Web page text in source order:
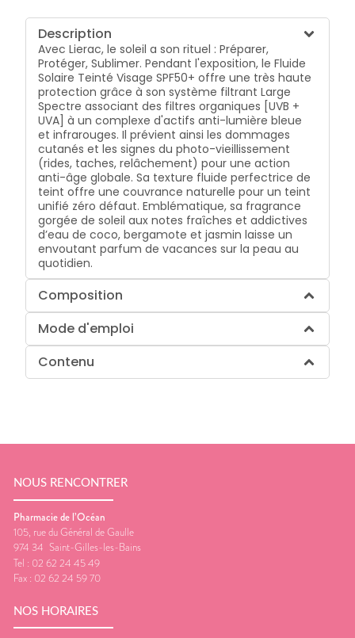
Description
Avec Lierac, le soleil a son rituel : Préparer,
Protéger, Sublimer. Pendant l'exposition, le Fluide
Solaire Teinté Visage SPF50+ offre une très haute
protection grâce à son système filtrant Large
Spectre associant des filtres organiques [UVB +
UVA] à un complexe d'actifs anti-lumière bleue
et infrarouges. Il prévient ainsi les dommages
cutanés et les signes du photo-vieillissement
(rides, taches, relâchement) pour une action
anti-âge globale. Sa texture fluide perfectrice de
teint offre une couvrance naturelle pour un teint
unifié zéro défaut. Emblématique, sa fragrance
gorgée de soleil aux notes fraîches et addictives
d’eau de coco, bergamote et jasmin laisse un
envoutant parfum de vacances sur la peau au
quotidien.
Composition
Mode d'emploi
Contenu
NOUS RENCONTRER
Pharmacie de l’Océan
105, rue du Général de Gaulle
974 34 Saint-Gilles-les-Bains
Tel : 02 62 24 45 49
Fax : 02 62 24 59 70
NOS HORAIRES